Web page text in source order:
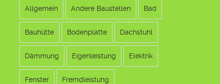
Allgemein Andere Baustellen Bad
Bauhütte Bodenplatte Dachstuhl
Dämmung Eigenleistung Elektrik
Fenster Fremdleistung